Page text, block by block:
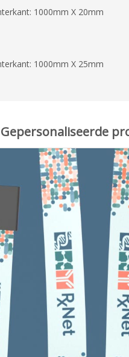
1000mm X 20mm
1000mm X 25mm